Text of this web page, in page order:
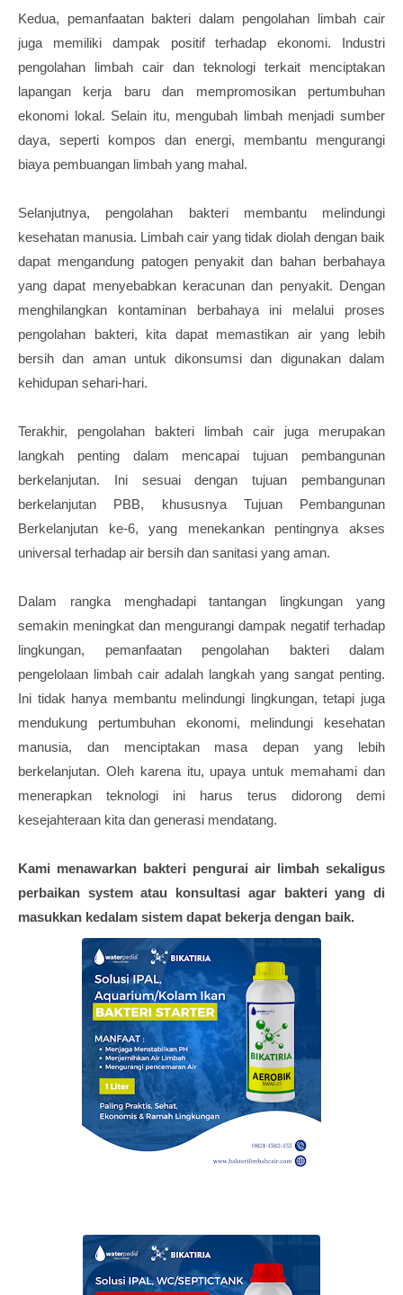
Kedua, pemanfaatan bakteri dalam pengolahan limbah cair
juga memiliki dampak positif terhadap ekonomi. Industri
pengolahan limbah cair dan teknologi terkait menciptakan
lapangan kerja baru dan mempromosikan pertumbuhan
ekonomi lokal. Selain itu, mengubah limbah menjadi sumber
daya, seperti kompos dan energi, membantu mengurangi
biaya pembuangan limbah yang mahal.
Selanjutnya, pengolahan bakteri membantu melindungi
kesehatan manusia. Limbah cair yang tidak diolah dengan baik
dapat mengandung patogen penyakit dan bahan berbahaya
yang dapat menyebabkan keracunan dan penyakit. Dengan
menghilangkan kontaminan berbahaya ini melalui proses
pengolahan bakteri, kita dapat memastikan air yang lebih
bersih dan aman untuk dikonsumsi dan digunakan dalam
kehidupan sehari-hari.
Terakhir, pengolahan bakteri limbah cair juga merupakan
langkah penting dalam mencapai tujuan pembangunan
berkelanjutan. Ini sesuai dengan tujuan pembangunan
berkelanjutan PBB, khususnya Tujuan Pembangunan
Berkelanjutan ke-6, yang menekankan pentingnya akses
universal terhadap air bersih dan sanitasi yang aman.
Dalam rangka menghadapi tantangan lingkungan yang
semakin meningkat dan mengurangi dampak negatif terhadap
lingkungan, pemanfaatan pengolahan bakteri dalam
pengelolaan limbah cair adalah langkah yang sangat penting.
Ini tidak hanya membantu melindungi lingkungan, tetapi juga
mendukung pertumbuhan ekonomi, melindungi kesehatan
manusia, dan menciptakan masa depan yang lebih
berkelanjutan. Oleh karena itu, upaya untuk memahami dan
menerapkan teknologi ini harus terus didorong demi
kesejahteraan kita dan generasi mendatang.
Kami menawarkan bakteri pengurai air limbah sekaligus
perbaikan system atau konsultasi agar bakteri yang di
masukkan kedalam sistem dapat bekerja dengan baik.